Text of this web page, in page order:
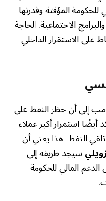
للحكومة المؤقتة وقدرتها
الاجتماعية. الحاجة
على الاستقرار الداخلي
إلى أن حظر النفط على
أيضًا استمرار أكبر عملاء
النفط. هذا يعني أن
سيجد طريقه إلى
المالي للحكومة